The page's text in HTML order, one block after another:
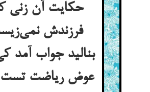
حکایت آن زنی
فرزندش
بنالید جواب آمد
عوض ریاضت تست